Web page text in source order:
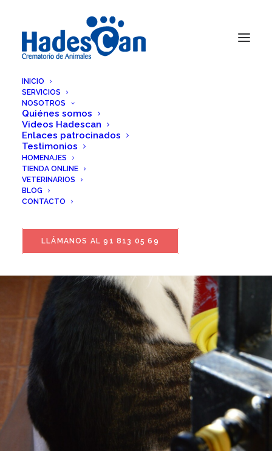
INICIO
SERVICIOS
NOSOTROS
Quiénes somos
Videos Hadescan
Enlaces patrocinados
Testimonios
HOMENAJES
TIENDA ONLINE
VETERINARIOS
BLOG
CONTACTO
LLÁMANOS AL 91 813 05 69